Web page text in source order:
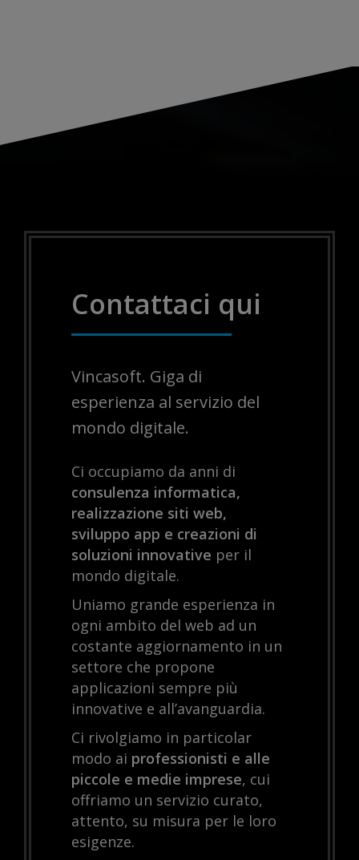
Contattaci qui
Vincasoft. Giga di
esperienza al servizio del
mondo digitale.
Ci occupiamo da anni di
consulenza informatica,
realizzazione siti web,
sviluppo app e creazioni di
soluzioni innovative per il
mondo digitale.
Uniamo grande esperienza in
ogni ambito del web ad un
costante aggiornamento in un
settore che propone
applicazioni sempre più
innovative e all’avanguardia.
Ci rivolgiamo in particolar
modo ai professionisti e alle
piccole e medie imprese, cui
offriamo un servizio curato,
attento, su misura per le loro
esigenze.